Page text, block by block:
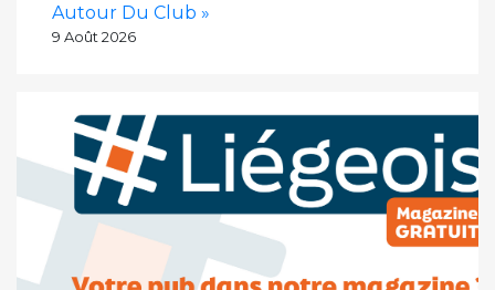
Autour Du Club »
9 Août 2026